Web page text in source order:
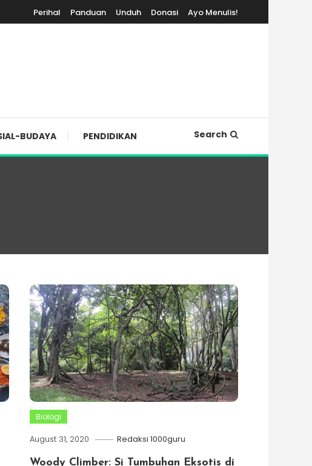
Perihal Panduan Unduh Donasi Ayo Menulis!
BUDAYA PENDIDIKAN Search
Biologi
August 31, 2020 Redaksi 1000guru
Woody Climber: Si Tumbuhan Eksotis di